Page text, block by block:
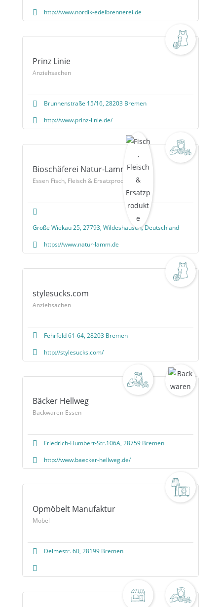
http://www.nordik-edelbrennerei.de
Prinz Linie
Anziehsachen
Brunnenstraße 15/16, 28203 Bremen
http://www.prinz-linie.de/
Bioschäferei Natur-Lamm
Essen Fisch, Fleisch & Ersatzprodukte
Große Wiekau 25, 27793, Wildeshausen, Deutschland
https://www.natur-lamm.de
stylesucks.com
Anziehsachen
Fehrfeld 61-64, 28203 Bremen
http://stylesucks.com/
Bäcker Hellweg
Backwaren Essen
Friedrich-Humbert-Str.106A, 28759 Bremen
http://www.baecker-hellweg.de/
Opmöbelt Manufaktur
Möbel
Delmestr. 60, 28199 Bremen